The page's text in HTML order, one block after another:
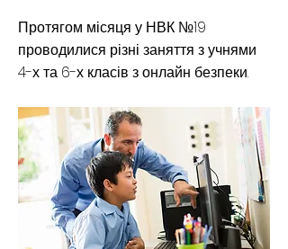
Протягом місяця у НВК №19
проводилися різні заняття з учнями
4-х та 6-х класів з онлайн безпеки.